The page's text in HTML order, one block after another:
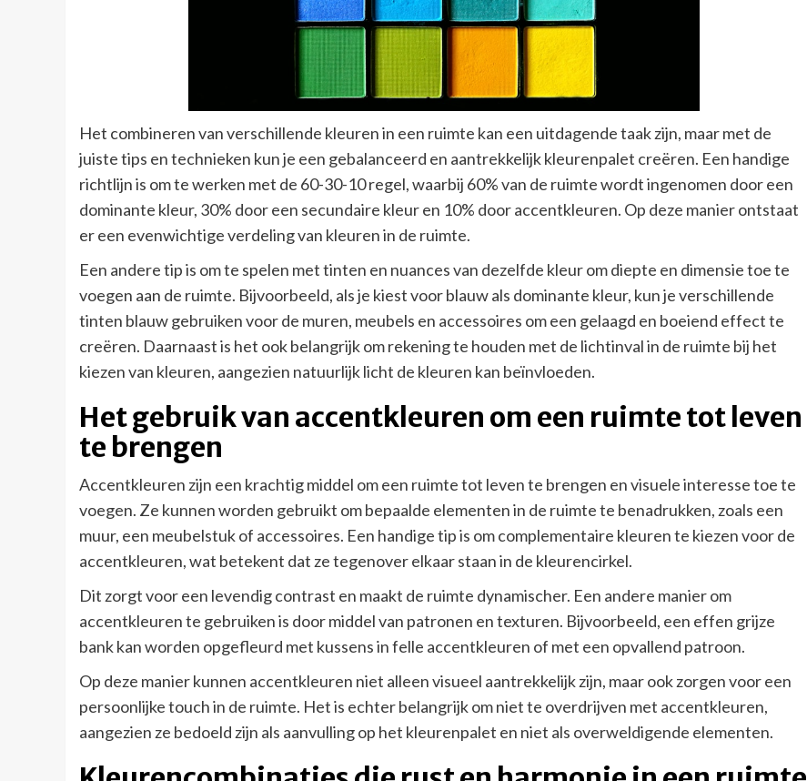
Het combineren van verschillende kleuren in een ruimte kan een uitdagende taak zijn, maar met de
juiste tips en technieken kun je een gebalanceerd en aantrekkelijk kleurenpalet creëren. Een handige
richtlijn is om te werken met de 60-30-10 regel, waarbij 60% van de ruimte wordt ingenomen door een
dominante kleur, 30% door een secundaire kleur en 10% door accentkleuren. Op deze manier ontstaat
er een evenwichtige verdeling van kleuren in de ruimte.
Een andere tip is om te spelen met tinten en nuances van dezelfde kleur om diepte en dimensie toe te
voegen aan de ruimte. Bijvoorbeeld, als je kiest voor blauw als dominante kleur, kun je verschillende
tinten blauw gebruiken voor de muren, meubels en accessoires om een gelaagd en boeiend effect te
creëren. Daarnaast is het ook belangrijk om rekening te houden met de lichtinval in de ruimte bij het
kiezen van kleuren, aangezien natuurlijk licht de kleuren kan beïnvloeden.
Het gebruik van accentkleuren om een ruimte tot leven
te brengen
Accentkleuren zijn een krachtig middel om een ruimte tot leven te brengen en visuele interesse toe te
voegen. Ze kunnen worden gebruikt om bepaalde elementen in de ruimte te benadrukken, zoals een
muur, een meubelstuk of accessoires. Een handige tip is om complementaire kleuren te kiezen voor de
accentkleuren, wat betekent dat ze tegenover elkaar staan in de kleurencirkel.
Dit zorgt voor een levendig contrast en maakt de ruimte dynamischer. Een andere manier om
accentkleuren te gebruiken is door middel van patronen en texturen. Bijvoorbeeld, een effen grijze
bank kan worden opgefleurd met kussens in felle accentkleuren of met een opvallend patroon.
Op deze manier kunnen accentkleuren niet alleen visueel aantrekkelijk zijn, maar ook zorgen voor een
persoonlijke touch in de ruimte. Het is echter belangrijk om niet te overdrijven met accentkleuren,
aangezien ze bedoeld zijn als aanvulling op het kleurenpalet en niet als overweldigende elementen.